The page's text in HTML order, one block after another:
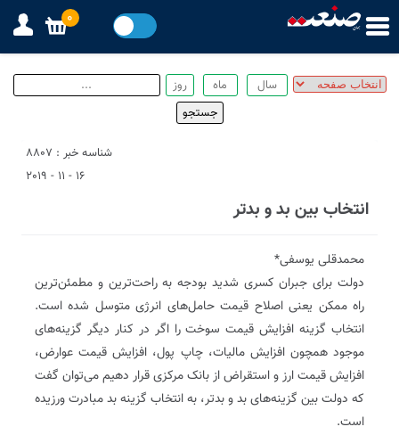
شناسه خبر : 8807
16 - 11 - 2019
انتخاب بین بد و بدتر
محمدقلی یوسفی*
دولت برای جبران کسری شدید بودجه به راحت‌ترین و مطمئن‌ترین
راه ممکن یعنی اصلاح قیمت حامل‌های انرژی متوسل شده است.
انتخاب گزینه افزایش قیمت سوخت را اگر در کنار دیگر گزینه‌های
موجود همچون افزایش مالیات، چاپ پول، افزایش قیمت عوارض،
افزایش قیمت ارز و استقراض از بانک مرکزی قرار دهیم می‌توان گفت
که دولت بین گزینه‌های بد و بدتر، به انتخاب گزینه بد مبادرت ورزیده
است.
0